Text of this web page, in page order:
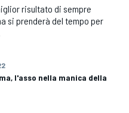
risultato di sempre
si prenderà del tempo per
l'asso nella manica della